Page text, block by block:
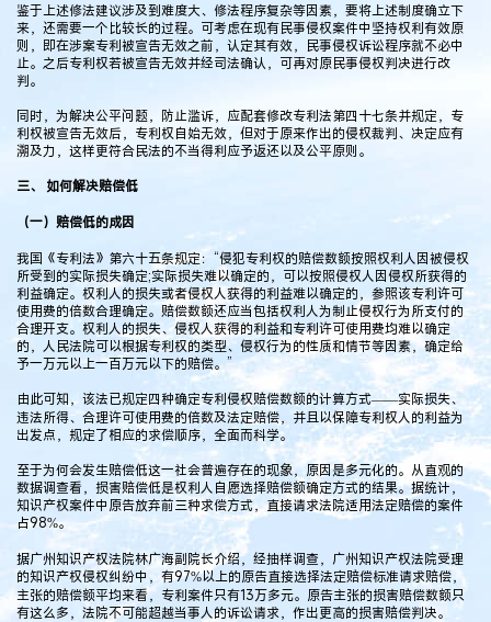
鉴于上述修法建议涉及到难度大、修法程序复杂等因素，要将上述制度确立下
来，还需要一个比较长的过程。可考虑在现有民事侵权案件中坚持权利有效原
则，即在涉案专利被宣告无效之前，认定其有效，民事侵权诉讼程序就不必中
止。之后专利权若被宣告无效并经司法确认，可再对原民事侵权判决进行改
判。
同时，为解决公平问题，防止滥诉，应配套修改专利法第四十七条并规定，专
利权被宣告无效后，专利权自始无效，但对于原来作出的侵权裁判、决定应有
溯及力，这样更符合民法的不当得利应予返还以及公平原则。
三、 如何解决赔偿低
（一）赔偿低的成因
我国《专利法》第六十五条规定：“侵犯专利权的赔偿数额按照权利人因被侵权
所受到的实际损失确定;实际损失难以确定的，可以按照侵权人因侵权所获得的
利益确定。权利人的损失或者侵权人获得的利益难以确定的，参照该专利许可
使用费的倍数合理确定。赔偿数额还应当包括权利人为制止侵权行为所支付的
合理开支。权利人的损失、侵权人获得的利益和专利许可使用费均难以确定
的，人民法院可以根据专利权的类型、侵权行为的性质和情节等因素，确定给
予一万元以上一百万元以下的赔偿。”
由此可知，该法已规定四种确定专利侵权赔偿数额的计算方式——实际损失、
违法所得、合理许可使用费的倍数及法定赔偿，并且以保障专利权人的利益为
出发点，规定了相应的求偿顺序，全面而科学。
至于为何会发生赔偿低这一社会普遍存在的现象，原因是多元化的。从直观的
数据调查看，损害赔偿低是权利人自愿选择赔偿额确定方式的结果。据统计，
知识产权案件中原告放弃前三种求偿方式，直接请求法院适用法定赔偿的案件
占98%。
据广州知识产权法院林广海副院长介绍，经抽样调查，广州知识产权法院受理
的知识产权侵权纠纷中，有97%以上的原告直接选择法定赔偿标准请求赔偿，
主张的赔偿额平均来看，专利案件只有13万多元。原告主张的损害赔偿数额只
有这么多，法院不可能超越当事人的诉讼请求，作出更高的损害赔偿判决。